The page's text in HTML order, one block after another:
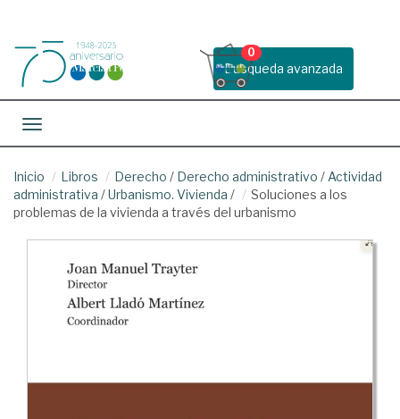
Busqueda avanzada
0
Toggle navigation
Inicio Libros Derecho / Derecho administrativo / Actividad
administrativa /Urbanismo. Vivienda /
Soluciones a los
problemas de la vivienda a través del urbanismo